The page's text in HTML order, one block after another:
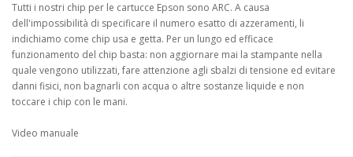
Tutti i nostri chip per le cartucce Epson sono ARC. A causa
dell'impossibilità di specificare il numero esatto di azzeramenti, li
indichiamo come chip usa e getta. Per un lungo ed efficace
funzionamento del chip basta: non aggiornare mai la stampante nella
quale vengono utilizzati, fare attenzione agli sbalzi di tensione ed evitare
danni fisici, non bagnarli con acqua o altre sostanze liquide e non
toccare i chip con le mani.
Video manuale